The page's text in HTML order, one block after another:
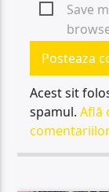
Save
Acest sit
spamul.Află